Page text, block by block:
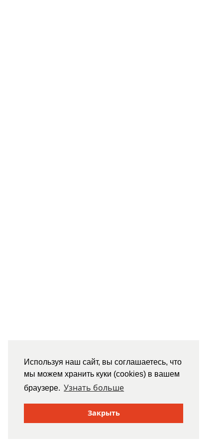
Используя наш сайт, вы соглашаетесь, что
мы можем хранить куки (cookies) в вашем
браузере. Узнать больше
Закрыть